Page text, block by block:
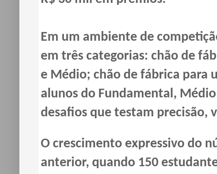
Em um ambiente de
em três categorias: chão de
e Médio; chão de fábrica para
alunos do Fundamental,
desafios que testam precisão,
O crescimento expressivo do
anterior, quando 150